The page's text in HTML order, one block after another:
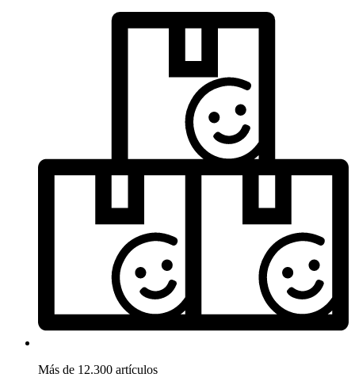
Más de 12.300 artículos